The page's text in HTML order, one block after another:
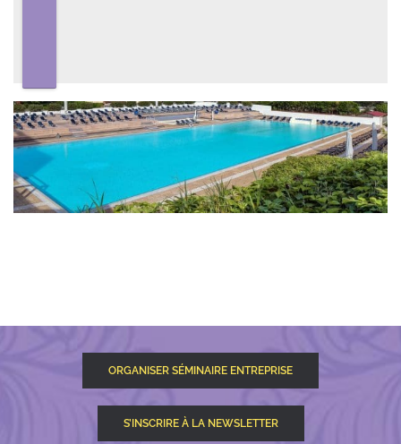
ORGANISER SÉMINAIRE ENTREPRISE
S’INSCRIRE À LA NEWSLETTER